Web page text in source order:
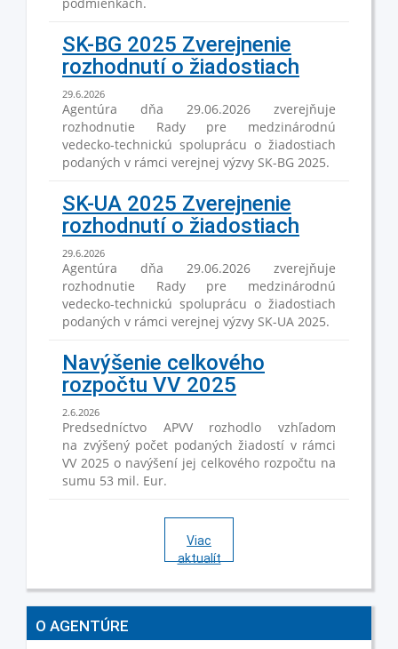
SK-BG 2025 Zverejnenie
rozhodnutí o žiadostiach
29.6.2026
Agentúra dňa 29.06.2026 zverejňuje
rozhodnutie Rady pre medzinárodnú
vedecko-technickú spoluprácu o žiadostiach
podaných v rámci verejnej výzvy SK-BG 2025.
SK-UA 2025 Zverejnenie
rozhodnutí o žiadostiach
29.6.2026
Agentúra dňa 29.06.2026 zverejňuje
rozhodnutie Rady pre medzinárodnú
vedecko-technickú spoluprácu o žiadostiach
podaných v rámci verejnej výzvy SK-UA 2025.
Navýšenie celkového
rozpočtu VV 2025
2.6.2026
Predsedníctvo APVV rozhodlo vzhľadom
na zvýšený počet podaných žiadostí v rámci
VV 2025 o navýšení jej celkového rozpočtu na
sumu 53 mil. Eur.
Viac
aktualít
O AGENTÚRE